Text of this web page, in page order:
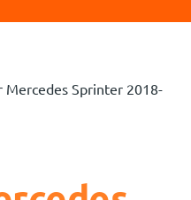
Sprinter 2018-